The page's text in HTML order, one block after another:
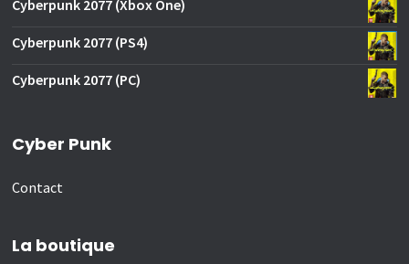
Cyberpunk 2077 (Xbox One)
Cyberpunk 2077 (PS4)
Cyberpunk 2077 (PC)
Cyber Punk
Contact
La boutique